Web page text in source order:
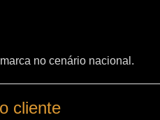
no cenário nacional.
cliente